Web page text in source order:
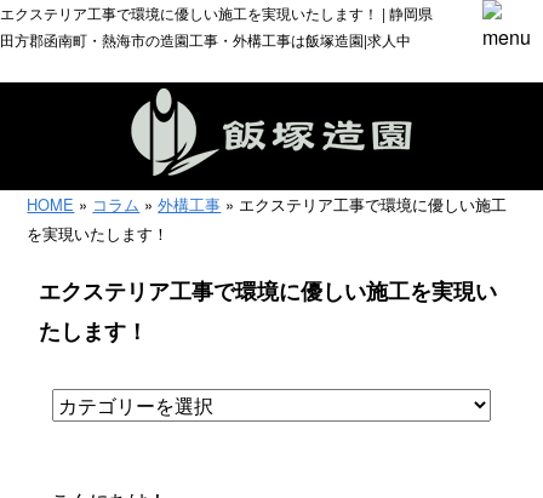
エクステリア工事で環境に優しい施工を実現いたします！ | 静岡県
田方郡函南町・熱海市の造園工事・外構工事は飯塚造園|求人中
HOME » コラム »外構工事 » エクステリア工事で環境に優しい施工
を実現いたします！
エクステリア工事で環境に優しい施工を実現い
たします！